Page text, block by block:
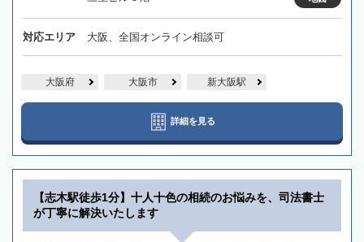
対応エリア 大阪、全国オンライン相談可
大阪府 大阪市 新大阪駅
詳細を見る
【志木駅徒歩1分】十人十色の相続のお悩みを、司法書士
が丁寧に解決いたします